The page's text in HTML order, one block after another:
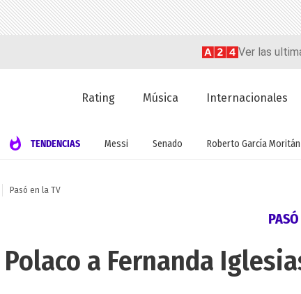
Ver las
Rating Música Internacionales
TENDENCIAS Messi Senado Roberto García Moritán
Pasó en la TV
Polaco a Fernanda